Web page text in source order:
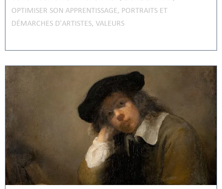
OPTIMISER SON APPRENTISSAGE, PORTRAITS ET
DÉMARCHES D'ARTISTES, VALEURS